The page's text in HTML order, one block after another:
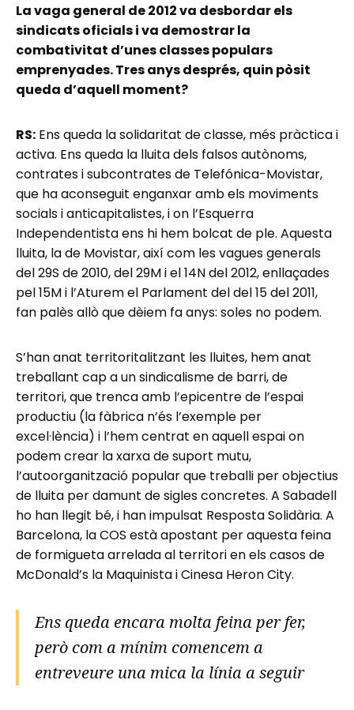
La vaga general de 2012 va desbordar els
sindicats oficials i va demostrar la
combativitat d’unes classes populars
emprenyades. Tres anys després, quin pòsit
queda d’aquell moment?
RS: Ens queda la solidaritat de classe, més pràctica i
activa. Ens queda la lluita dels falsos autònoms,
contrates i subcontrates de Telefónica-Movistar,
que ha aconseguit enganxar amb els moviments
socials i anticapitalistes, i on l’Esquerra
Independentista ens hi hem bolcat de ple. Aquesta
lluita, la de Movistar, així com les vagues generals
del 29S de 2010, del 29M i el 14N del 2012, enllaçades
pel 15M i l’Aturem el Parlament del del 15 del 2011,
fan palès allò que dèiem fa anys: soles no podem.
S’han anat territoritalitzant les lluites, hem anat
treballant cap a un sindicalisme de barri, de
territori, que trenca amb l’epicentre de l’espai
productiu (la fàbrica n’és l’exemple per
excel·lència) i l’hem centrat en aquell espai on
podem crear la xarxa de suport mutu,
l’autoorganització popular que treballi per objectius
de lluita per damunt de sigles concretes. A Sabadell
ho han llegit bé, i han impulsat Resposta Solidària. A
Barcelona, la COS està apostant per aquesta feina
de formigueta arrelada al territori en els casos de
McDonald’s la Maquinista i Cinesa Heron City.
Ens queda encara molta feina per fer,
però com a mínim comencem a
entreveure una mica la línia a seguir